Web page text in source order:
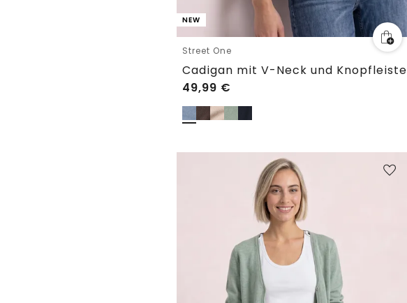
NEW
Street One
Cadigan mit V-Neck und Knopfleiste
49,99 €